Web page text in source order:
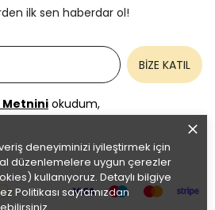
deneyiminizi iyileştirmek için
düzenlemelere uygun çerezler
kullanıyoruz. Detaylı bilgiye
Politikası sayfamızdan
ilk sen haberdar ol!
BİZE KATIL
Metniniokudum,